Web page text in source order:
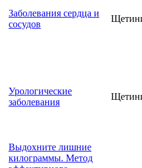
Заболевания сердца и
сосудов
Урологические
заболевания
Выдохните лишние
килограммы. Метод